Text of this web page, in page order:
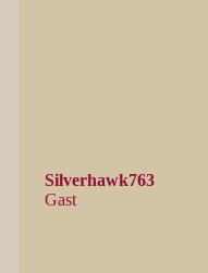
Silverhawk763
Gast